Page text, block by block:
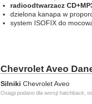
radioodtwarzacz
dzielona kanapa w
system ISOFIX do
Chevrolet Aveo
Silniki Chevrolet Aveo
Osiągi podano dla wersji hatchback;